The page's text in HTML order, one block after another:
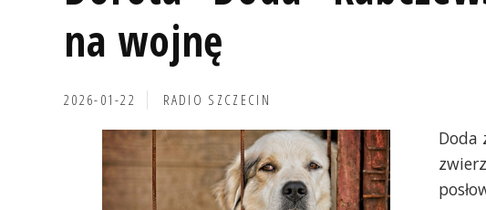
na wojnę
2026-01-22 RADIO SZCZECIN
Doda